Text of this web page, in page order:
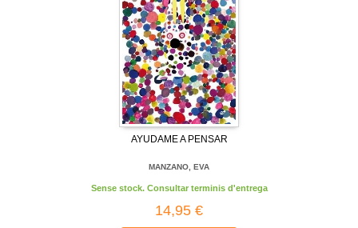
AYUDAME A PENSAR
MANZANO, EVA
Sense stock. Consultar terminis d'entrega
14,95 €